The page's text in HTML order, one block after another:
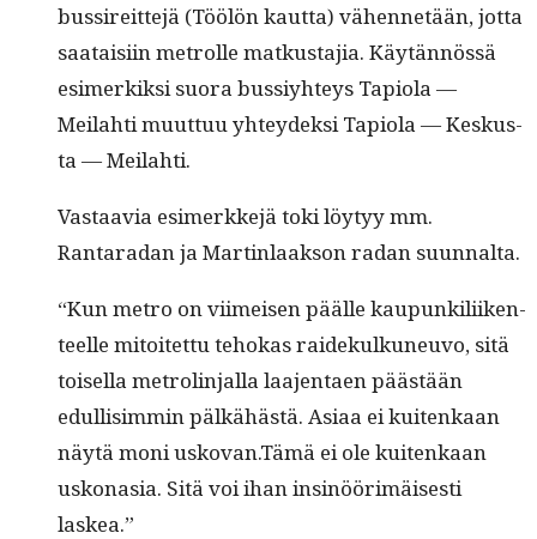
bus­sire­it­te­jä (Töölön kaut­ta) vähen­netään, jot­ta
saataisi­in metrolle matkus­ta­jia. Käytän­nössä
esimerkik­si suo­ra bus­siy­hteys Tapi­o­la —
Meilahti muut­tuu yhtey­dek­si Tapi­o­la — Keskus­
ta — Meilahti.
Vas­taavia esimerkke­jä toki löy­tyy mm.
Rantaradan ja Mar­tin­laak­son radan suunnalta.
“Kun metro on viimeisen päälle kaupunkili­iken­
teelle mitoitet­tu tehokas raidekulkuneu­vo, sitä
toisel­la metrolin­jal­la laa­jen­taen päästään
edullisim­min pälkähästä. Asi­aa ei kuitenkaan
näytä moni uskovan.Tämä ei ole kuitenkaan
uskona­sia. Sitä voi ihan insinöörimäis­es­ti
laskea.”